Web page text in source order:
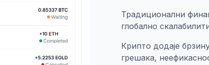
Традиционални
глобално
Крипто додаје
грешака,